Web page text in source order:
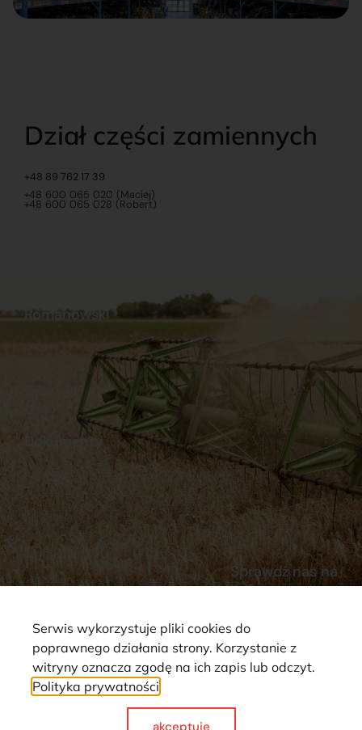
Dział części zamiennych
+48 89 762 17 39
+48 600 065 020 (Maciej)
+48 600 065 028 (Robert)
Dokumenty
Regulamin
Polityka prywatności
Reklamacje i zwroty
Dostawy
Płatności
Romanowski
Sklep internetowy
Praca
Ubezpieczenia
Sprawdź nas na
Strona wykorzystuje pliki cookie. Wszystkie prawa zastrzeżone ©
Serwis wykorzystuje pliki cookies do
poprawnego działania strony. Korzystanie z
witryny oznacza zgodę na ich zapis lub odczyt.
Polityka prywatności
akceptuje